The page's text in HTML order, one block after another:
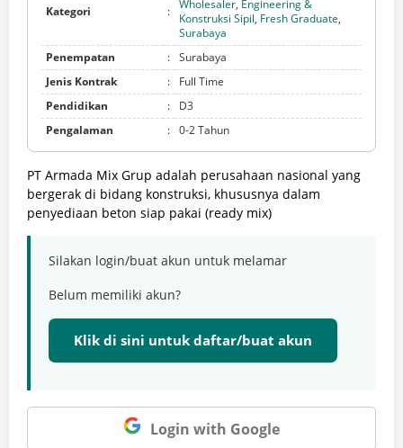
Kategori : Wholesaler, Engineering &
Konstruksi Sipil, Fresh Graduate,
Surabaya
Penempatan
: Surabaya
Jenis Kontrak
:
Full Time
Pendidikan
:
D3
Pengalaman
: 0-2 Tahun
PT Armada Mix Grup adalah perusahaan nasional yang
bergerak di bidang konstruksi, khususnya dalam
penyediaan beton siap pakai (ready mix)
Silakan login/buat akun untuk melamar
Belum memiliki akun?
Klik di sini untuk daftar/buat akun
Login with Google